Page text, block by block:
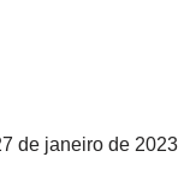
de janeiro de 2023